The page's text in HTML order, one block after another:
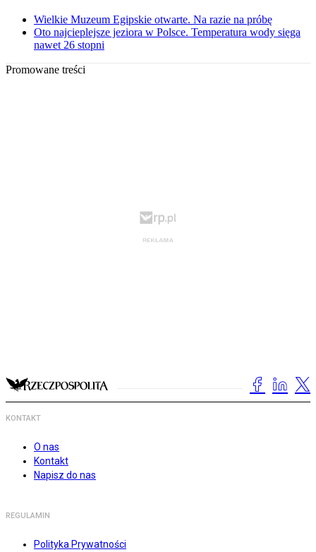
Wielkie Muzeum Egipskie otwarte. Na razie na próbę
Oto najcieplejsze jeziora w Polsce. Temperatura wody sięga
nawet 26 stopni
Promowane treści
KONTAKT
O nas
Kontakt
Napisz do nas
REGULAMIN
Polityka Prywatności